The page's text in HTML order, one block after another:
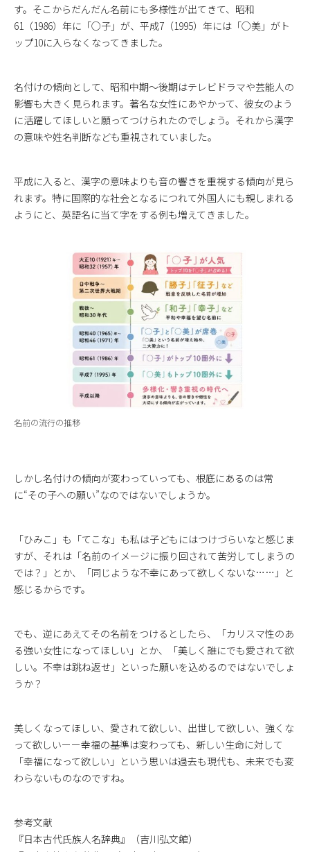
す。そこからだんだん名前にも多様性が出てきて、昭和
61（1986）年に「○子」が、平成7（1995）年には「○美」がト
ップ10に入らなくなってきました。
名付けの傾向として、昭和中期～後期はテレビドラマや芸能人の
影響も大きく見られます。著名な女性にあやかって、彼女のよう
に活躍してほしいと願ってつけられたのでしょう。それから漢字
の意味や姓名判断なども重視されていました。
平成に入ると、漢字の意味よりも音の響きを重視する傾向が見ら
れます。特に国際的な社会となるにつれて外国人にも親しまれる
ようにと、英語名に当て字をする例も増えてきました。
名前の流行の推移
しかし名付けの傾向が変わっていっても、根底にあるのは常
に“その子への願い”なのではないでしょうか。
「ひみこ」も「てこな」も私は子どもにはつけづらいなと感じま
すが、それは「名前のイメージに振り回されて苦労してしまうの
では？」とか、「同じような不幸にあって欲しくないな……」と
感じるからです。
でも、逆にあえてその名前をつけるとしたら、「カリスマ性のあ
る強い女性になってほしい」とか、「美しく誰にでも愛されて欲
しい。不幸は跳ね返せ」といった願いを込めるのではないでしょ
うか？
美しくなってほしい、愛されて欲しい、出世して欲しい、強くな
って欲しいーー幸福の基準は変わっても、新しい生命に対して
「幸福になって欲しい」という思いは過去も現代も、未来でも変
わらないものなのですね。
参考文献
『日本古代氏族人名辞典』（吉川弘文館）